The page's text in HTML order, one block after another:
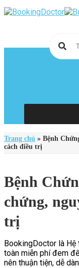
Skip
to
Trang chủ » Bệnh
cách điều trị
Bệnh
chứng,
trị
BookingDoctor là Hệ
toàn miễn phí đem
nên thuận tiện, dễ